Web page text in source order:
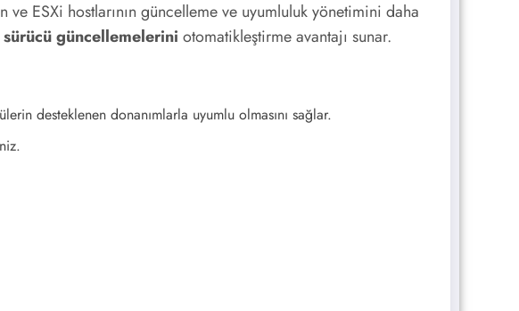
ESXi hostlarının güncelleme ve uyumluluk yönetimini daha
güncellemelerini otomatikleştirme avantajı sunar.
desteklenen donanımlarla uyumlu olmasını sağlar.